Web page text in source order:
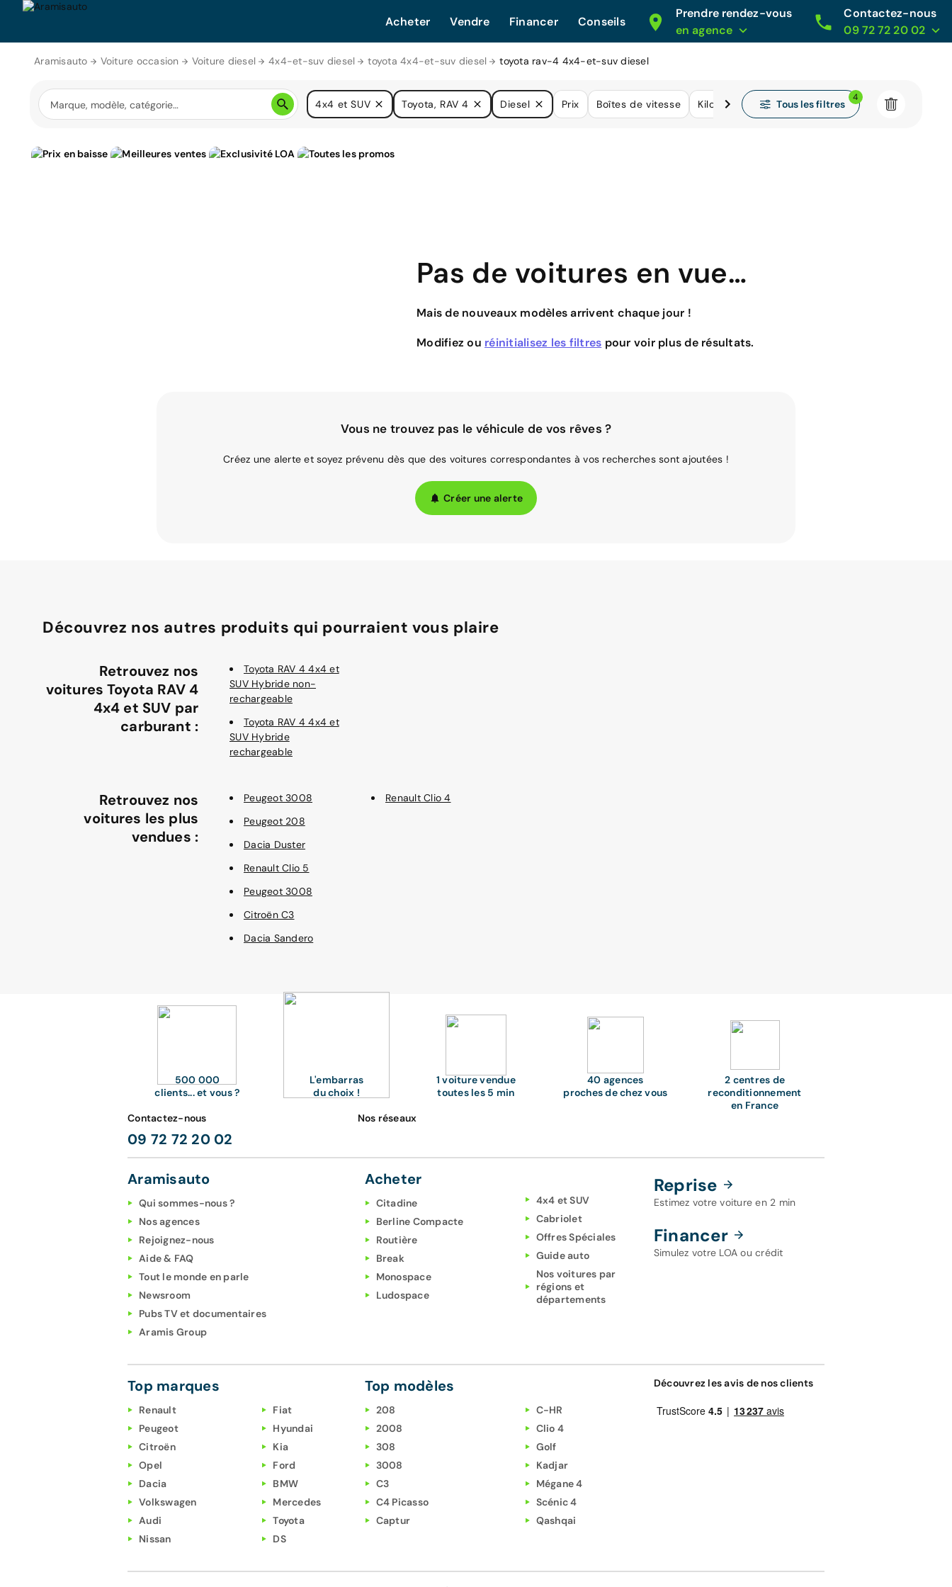
Acheter Vendre Financer Conseils
Prendre rendez-vous
en agence
Contactez-nous
09 72 72 20 02
Aramisauto Voiture occasion Voiture diesel 4x4-et-suv diesel toyota 4x4-et-suv diesel toyota rav-4 4x4-et-suv diesel
4x4 et SUV Toyota, RAV 4 Diesel Prix Boîtes de vitesse Kilométrage Tous les filtres
4
Pas de voitures en vue…
Mais de nouveaux modèles arrivent chaque jour !
Modifiez ou réinitialisez les filtres pour voir plus de résultats.
Vous ne trouvez pas le véhicule de vos rêves ?
Créez une alerte et soyez prévenu dès que des voitures correspondantes à vos recherches sont ajoutées !
Créer une alerte
Découvrez nos autres produits qui pourraient vous plaire
Retrouvez nos
voitures Toyota RAV 4
4x4 et SUV par
carburant :
Toyota RAV 4 4x4 et
SUV Hybride non-
rechargeable
Toyota RAV 4 4x4 et
SUV Hybride
rechargeable
Retrouvez nos
voitures les plus
vendues :
Peugeot 3008
Peugeot 208
Dacia Duster
Renault Clio 5
Peugeot 3008
Citroën C3
Dacia Sandero
Renault Clio 4
500 000
clients... et vous ?
L'embarras
du choix !
1 voiture vendue
toutes les 5 min
40 agences
proches de chez vous
2 centres de
reconditionnement
en France
Contactez-nous
09 72 72 20 02
Nos réseaux
Aramisauto
Qui sommes-nous ?
Nos agences
Rejoignez-nous
Aide & FAQ
Tout le monde en parle
Newsroom
Pubs TV et documentaires
Aramis Group
Acheter
Citadine
Berline Compacte
Routière
Break
Monospace
Ludospace
4x4 et SUV
Cabriolet
Offres Spéciales
Guide auto
Nos voitures par
régions et
départements
Reprise
Estimez votre voiture en 2 min
Financer
Simulez votre LOA ou crédit
Top marques
Renault
Peugeot
Citroën
Opel
Dacia
Volkswagen
Audi
Nissan
Fiat
Hyundai
Kia
Ford
BMW
Mercedes
Toyota
DS
Top modèles
208
2008
308
3008
C3
C4 Picasso
Captur
C-HR
Clio 4
Golf
Kadjar
Mégane 4
Scénic 4
Qashqai
Découvrez les avis de nos clients